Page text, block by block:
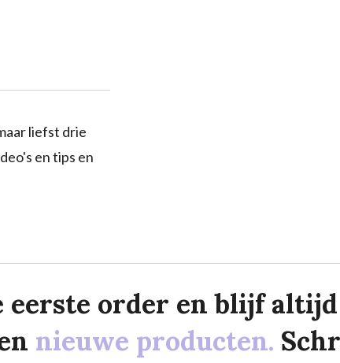
liefst drie
en tips en
order en blijf altijd
nieuwe producten.